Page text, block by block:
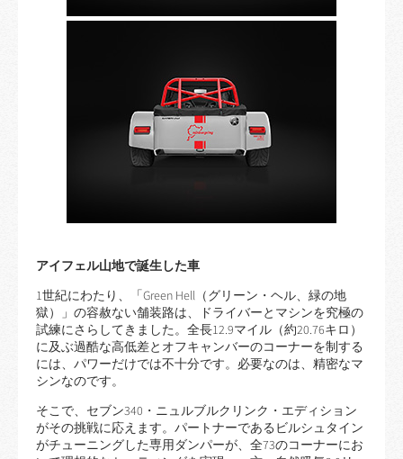
アイフェル山地で誕生した車
1世紀にわたり、「Green Hell（グリーン・ヘル、緑の地
獄）」の容赦ない舗装路は、ドライバーとマシンを究極の
試練にさらしてきました。全長12.9マイル（約20.76キロ）
に及ぶ過酷な高低差とオフキャンバーのコーナーを制する
には、パワーだけでは不十分です。必要なのは、精密なマ
シンなのです。
そこで、セブン340・ニュルブルクリンク・エディション
がその挑戦に応えます。パートナーであるビルシュタイン
がチューニングした専用ダンパーが、全73のコーナーにお